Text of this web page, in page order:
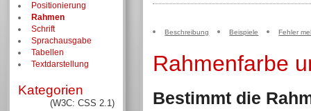
Beschreibung Beispiele Fehler
Rahmenfarbe
Bestimmt die
Positionierung
Rahmen
Schrift
Sprachausgabe
Tabellen
Textdarstellung
Kategorien
(W3C: CSS 2.1)